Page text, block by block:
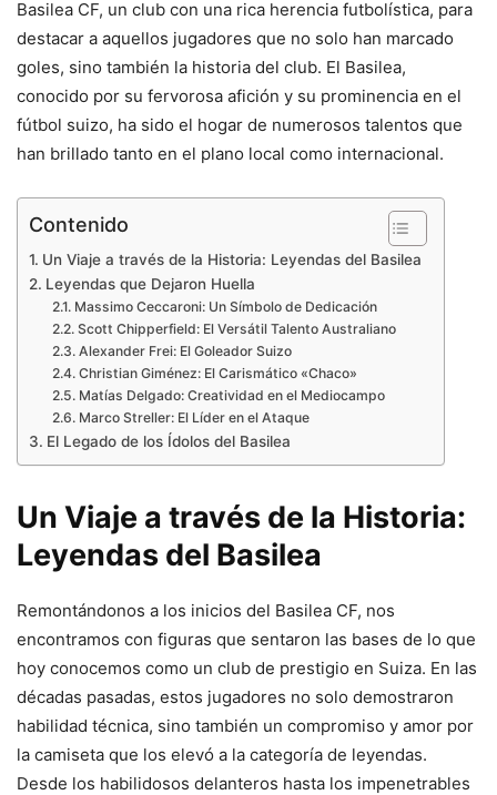
Basilea CF, un club con una rica herencia futbolística, para
destacar a aquellos jugadores que no solo han marcado
goles, sino también la historia del club. El Basilea,
conocido por su fervorosa afición y su prominencia en el
fútbol suizo, ha sido el hogar de numerosos talentos que
han brillado tanto en el plano local como internacional.
Contenido
Un Viaje a través de la Historia: Leyendas del Basilea
Leyendas que Dejaron Huella
Massimo Ceccaroni: Un Símbolo de Dedicación
Scott Chipperfield: El Versátil Talento Australiano
Alexander Frei: El Goleador Suizo
Christian Giménez: El Carismático «Chaco»
Matías Delgado: Creatividad en el Mediocampo
Marco Streller: El Líder en el Ataque
El Legado de los Ídolos del Basilea
Un Viaje a través de la Historia:
Leyendas del Basilea
Remontándonos a los inicios del Basilea CF, nos
encontramos con figuras que sentaron las bases de lo que
hoy conocemos como un club de prestigio en Suiza. En las
décadas pasadas, estos jugadores no solo demostraron
habilidad técnica, sino también un compromiso y amor por
la camiseta que los elevó a la categoría de leyendas.
Desde los habilidosos delanteros hasta los impenetrables